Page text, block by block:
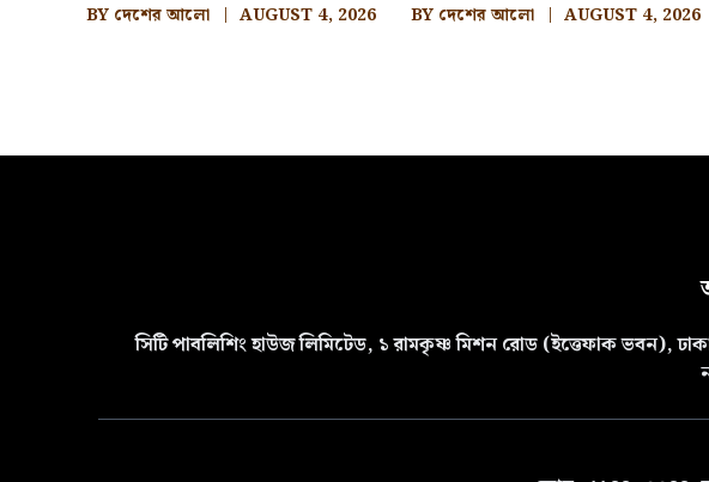
BY দেশের আলো AUGUST 4, 2026 BY দেশের আলো AUGUST 4, 2026
সিটি পাবলিশিং হাউজ লিমিটেড, ১ রামকৃষ্ণ মিশন রোড (ইত্তেফাক ভবন),